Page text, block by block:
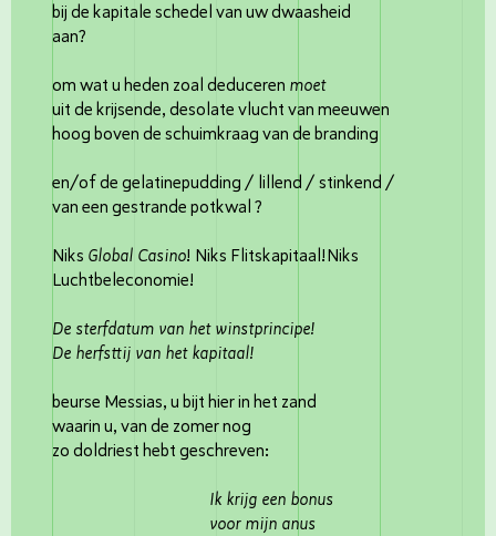
bij de kapitale schedel van uw dwaasheid
aan?
om wat u heden zoal deduceren moet
uit de krijsende, desolate vlucht van meeuwen
hoog boven de schuimkraag van de branding
en/of de gelatinepudding / lillend / stinkend /
van een gestrande potkwal ?
Niks Global Casino! Niks Flitskapitaal!Niks
Luchtbeleconomie!
De sterfdatum van het winstprincipe!
De herfsttij van het kapitaal!
beurse Messias, u bijt hier in het zand
waarin u, van de zomer nog
zo doldriest hebt geschreven:
Ik krijg een bonus
voor mijn anus